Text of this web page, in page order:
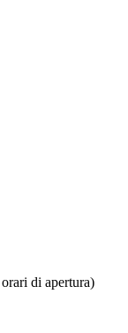
di apertura)